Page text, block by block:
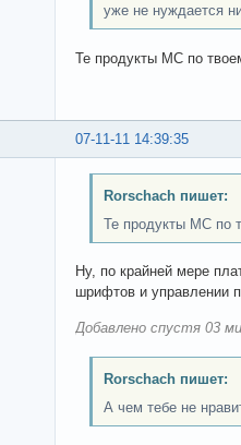
уже не нуждается
Те продукты МС по
07-11-11 14:39:35
Rorschach пишет:
Те продукты МС по
Ну, по крайней мере
шрифтов и управлении
Добавлено спустя 03
Rorschach пишет:
А чем тебе не